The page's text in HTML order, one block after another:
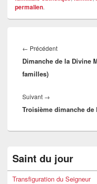
permalien.
de
l’article
← PrécédentArticle
précédent :
Dimanche de la Divine
familles)
Suivant →
suivant :
Troisième dimanche de
principale
de
widget
Saint du jour
Transfiguration du Seigneur